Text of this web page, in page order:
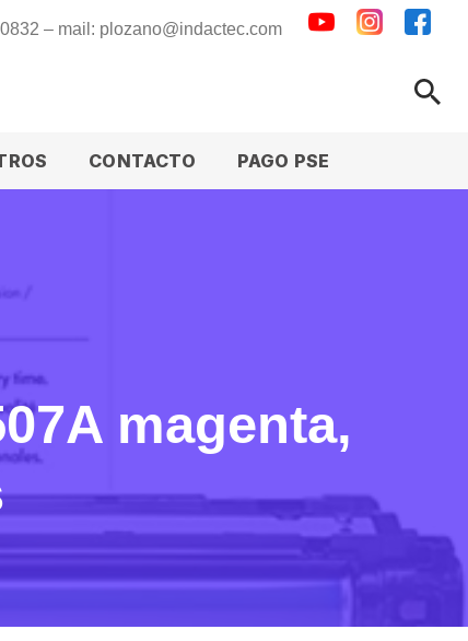
– mail: plozano@indactec.com
CONTACTO PAGO PSE
magenta,